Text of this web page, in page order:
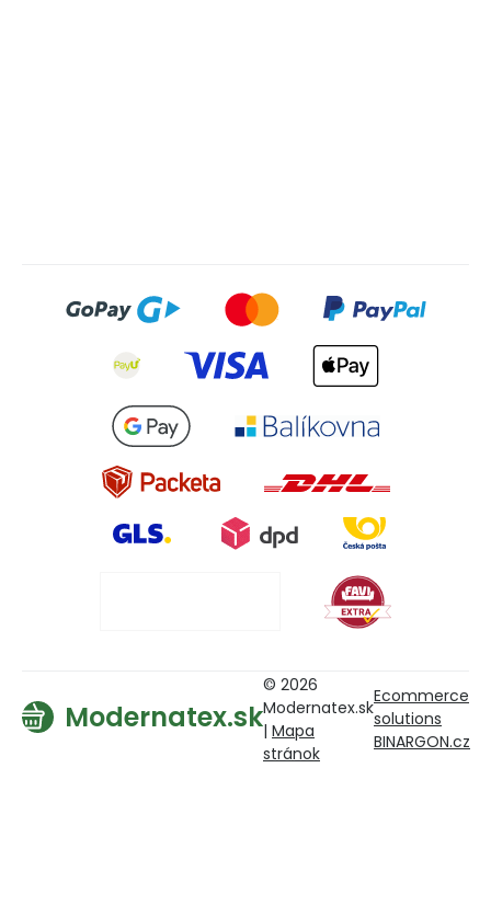
Modernatex.sk
© 2026
Modernatex.sk
| Mapa
stránok
Ecommerce
solutions
BINARGON.cz